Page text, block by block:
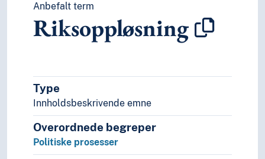
Anbefalt term
Riksoppløsning
Type
Innholdsbeskrivende emne
Overordnede begreper
Politiske prosesser